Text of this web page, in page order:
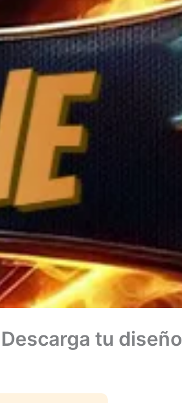
tu diseño